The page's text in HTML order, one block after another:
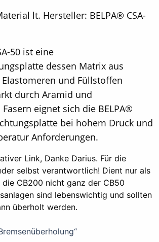
lt. Hersteller: BELPA® CSA-
50 ist eine
dessen Matrix aus
und Füllstoffen
durch Aramid und
eignet sich die BELPA®
bei hohem Druck und
Anforderungen.
Link, Danke Darius. Für die
selbst verantwortlich! Dient nur als
CB200 nicht ganz der CB50
sind lebenswichtig und sollten
überholt werden.